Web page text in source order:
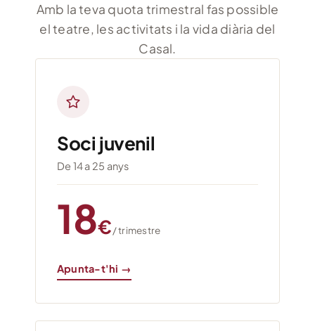
Tallers
75 aniversari
Amb la teva quota trimestral fas possible
el teatre, les activitats i la vida diària del
Casal.
Soci juvenil
De 14 a 25 anys
18€/ trimestre
Apunta-t'hi →